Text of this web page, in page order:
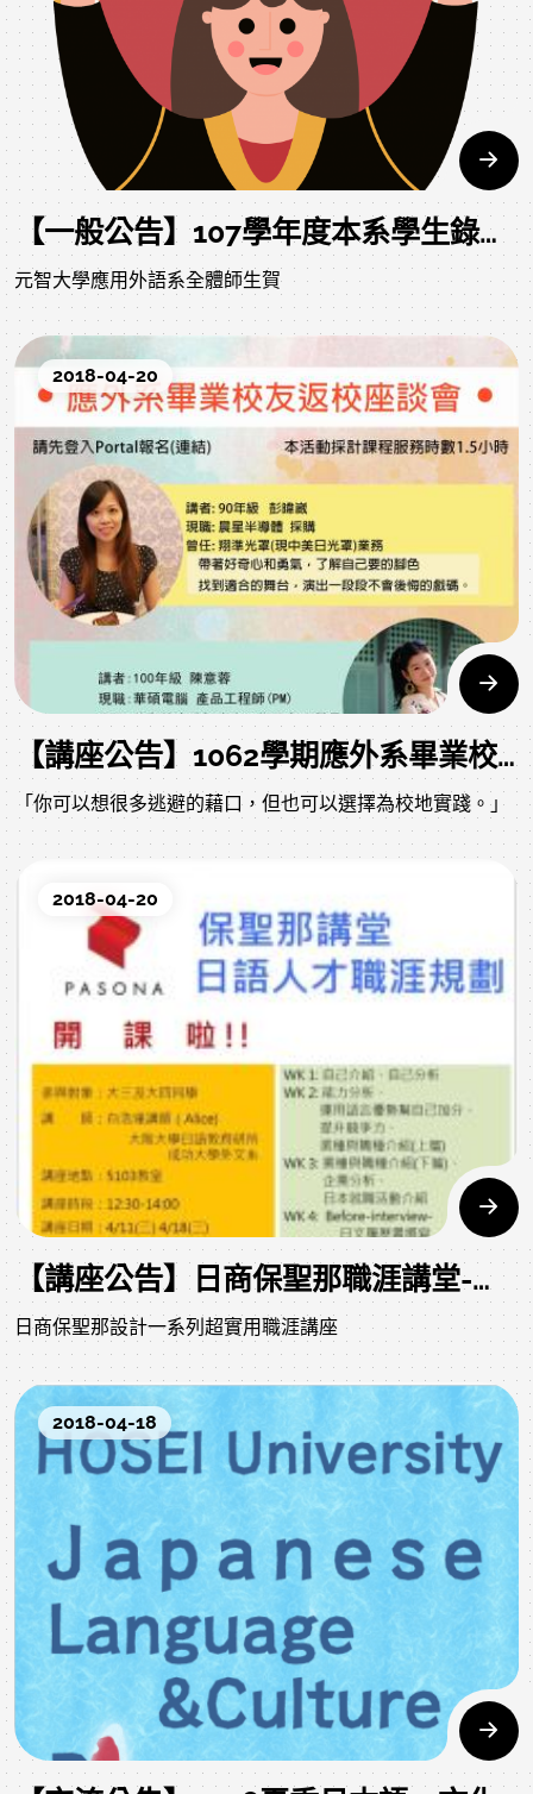
【一般公告】107學年度本系學生錄取研究所榜單
元智大學應用外語系全體師生賀
2018-04-20
【講座公告】1062學期應外系畢業校友返校座談
「你可以想很多逃避的藉口，但也可以選擇為校地實踐。」
2018-04-20
【講座公告】日商保聖那職涯講堂-日語人才職涯規劃
日商保聖那設計一系列超實用職涯講座
2018-04-18